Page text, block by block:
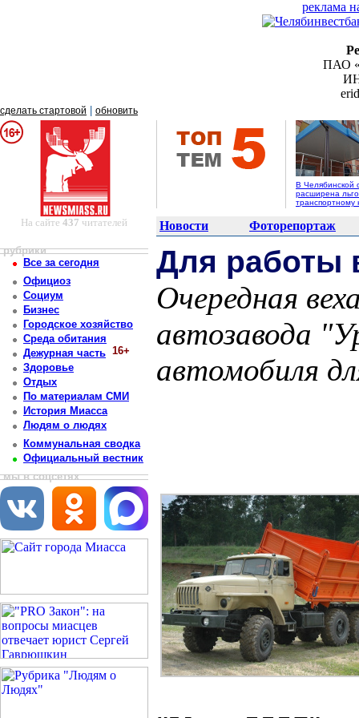
реклама
ПАО
сделать стартовой обновить
В Челябинской
расширена
транспортному
На сайте 437 читателей Новости Фоторепортаж
рубрики
Все за сегодня
Официоз
Социум
Бизнес
Городское хозяйство
Среда обитания
Дежурная часть 16+
Здоровье
Отдых
По материалам СМИ
История Миасса
Людям о людях
Коммунальная сводка
Официальный вестник
мы в соцсетях
Для работы
Очередная
автозавода
автомобиля